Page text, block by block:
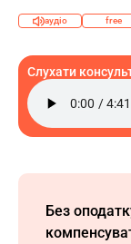
аудіо free
Слухати
Без